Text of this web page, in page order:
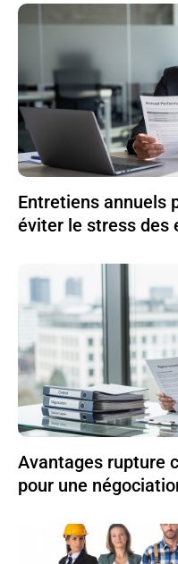
Entretiens annuels
éviter le stress des
Avantages rupture
pour une